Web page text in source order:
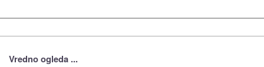
Vredno ogleda ...